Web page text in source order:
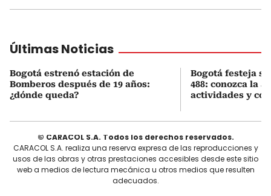
Últimas Noticias
Bogotá estrenó estación de
Bomberos después de 19 años:
¿dónde queda?
Bogotá festeja
488: conozca la
actividades y
© CARACOL S.A. Todos los derechos reservados.
CARACOL S.A. realiza una reserva expresa de las reproducciones y
usos de las obras y otras prestaciones accesibles desde este sitio
web a medios de lectura mecánica u otros medios que resulten
adecuados.